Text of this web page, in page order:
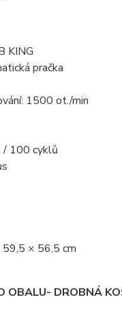
KING
pračka
1500 ot./min
/ 100 cyklů
× 56,5 cm
OBALU- DROBNÁ